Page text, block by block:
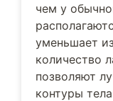
чем у
уменьшает
количество
позволяют
контуры